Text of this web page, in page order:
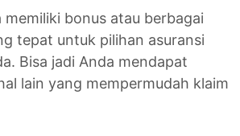
memiliki bonus atau berbagai
tepat untuk pilihan asuransi
Bisa jadi Anda mendapat
lain yang mempermudah klaim